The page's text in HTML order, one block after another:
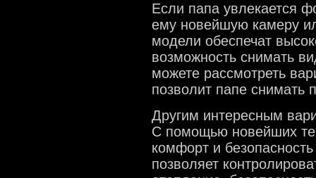
Если папа увлекается
ему новейшую камеру
модели обеспечат
возможность снимать
можете рассмотреть
позволит папе снимать
Другим интересным
С помощью новейших
комфорт и
позволяет